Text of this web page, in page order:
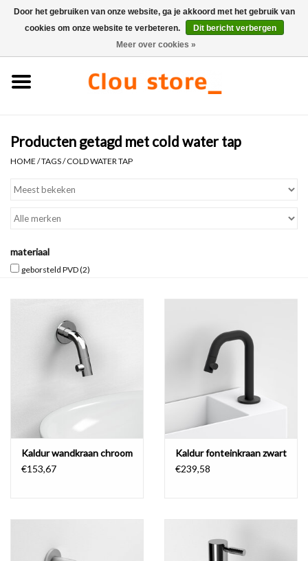
0 Artikelen - €0,00
Fonteinsets
Toiletten
Kranen & afvoeren
Meubels
Badkamer accessoires
reserveonderdelen
Merken
Producten getagd met cold water tap
HOME /TAGS/COLD WATER TAP
materiaal
geborsteld PVD(2)
Kaldur wandkraan chroom
€153,67
Kaldur fonteinkraan zwart
€239,58
Door het gebruiken van onze website, ga je akkoord met het gebruik van
cookies om onze website te verbeteren.
Dit bericht verbergen
Meer over cookies »